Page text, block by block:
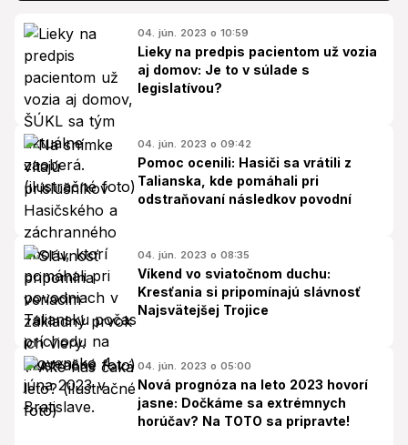
04. jún. 2023 o 10:59
Lieky na predpis pacientom už vozia
aj domov: Je to v súlade s
legislatívou?
04. jún. 2023 o 09:42
Pomoc ocenili: Hasiči sa vrátili z
Talianska, kde pomáhali pri
odstraňovaní následkov povodní
04. jún. 2023 o 08:35
Víkend vo sviatočnom duchu:
Kresťania si pripomínajú slávnosť
Najsvätejšej Trojice
04. jún. 2023 o 05:00
Nová prognóza na leto 2023 hovorí
jasne: Dočkáme sa extrémnych
horúčav? Na TOTO sa pripravte!